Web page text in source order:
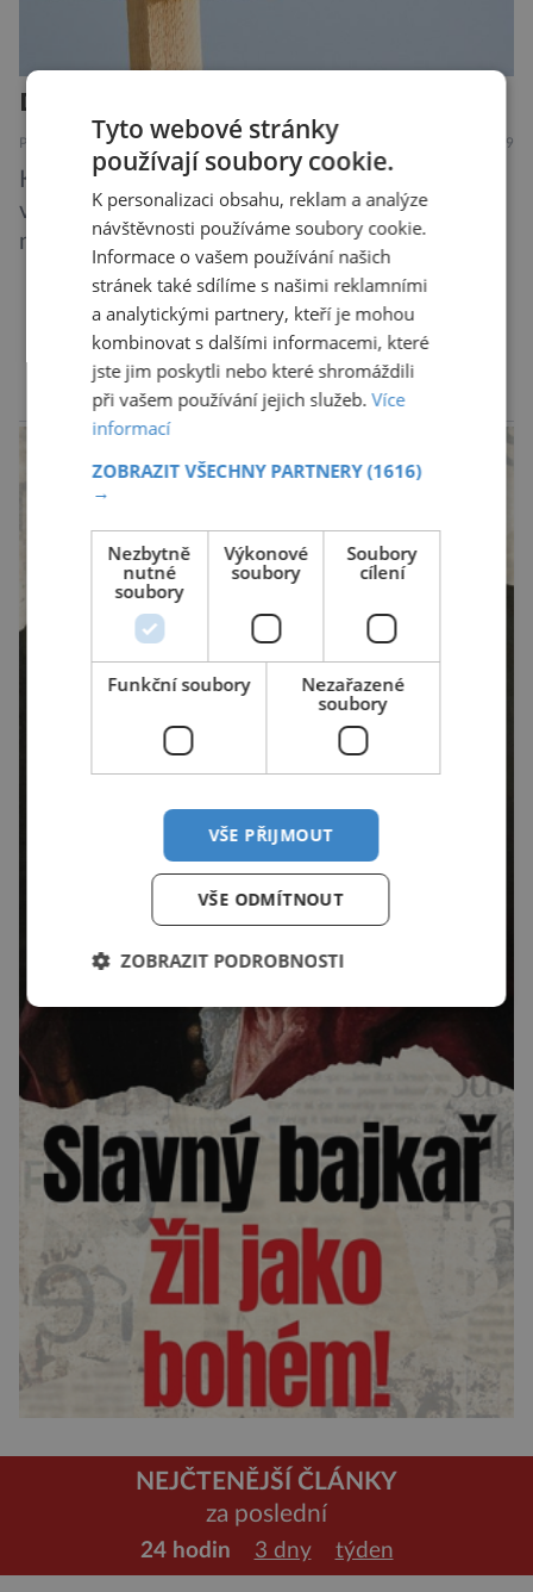
Další rána pro mizejícího sýčka
PŘÍRODA 7.8.2019
Kriticky ohrožený sýček obecný letos
významně posílil populaci díky velkému
množství hrabošů. Teď pro něj malý hlodavec
může být hrozbou. Zemědělci dostali povolení
trávit hraboše plošně rozhozeným jedem. Od 5.
srpna jim to umožňuje rozhodnutí Ústředního
kontrolního a zkušebního ústavu zemědělského
(ÚKZÚZ) podřízeného ministerstvu
zemědělství. Ornitologové varují, že v ohrožení
je mnoho živočichů a především […]
DALŠÍ ČLÁNKY ›
reklama
NEJČTENĚJŠÍ ČLÁNKY
za poslední
24 hodin 3 dny týden
Tyto webové stránky
používají soubory cookie.
K personalizaci obsahu, reklam a analýze
návštěvnosti používáme soubory cookie.
Informace o vašem používání našich
stránek také sdílíme s našimi reklamními
a analytickými partnery, kteří je mohou
kombinovat s dalšími informacemi, které
jste jim poskytli nebo které shromáždili
při vašem používání jejich služeb.Více
informací
ZOBRAZIT VŠECHNY PARTNERY(1616)
→
Nezbytně
nutné
soubory
Výkonové
soubory
Soubory
cílení
Funkční soubory
Nezařazené
soubory
VŠE PŘIJMOUT
VŠE ODMÍTNOUT
ZOBRAZIT PODROBNOSTI